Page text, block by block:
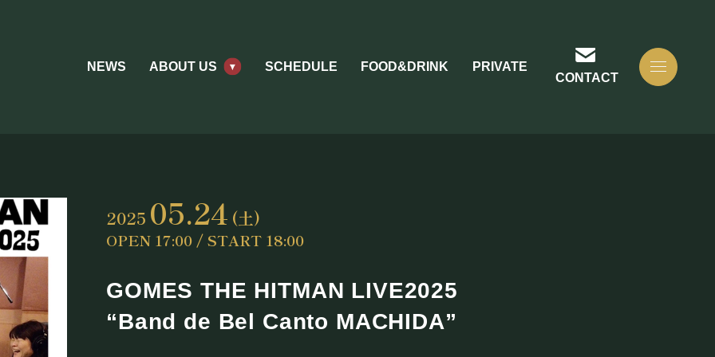
NEWS ABOUT US SCHEDULE FOOD&DRINK
PRIVATE
CONTACT
ABOUT US
2025 05.24 (土)
OPEN 17:00 / START 18:00
GOMES THE HITMAN LIVE2025
“Band de Bel Canto MACHIDA”